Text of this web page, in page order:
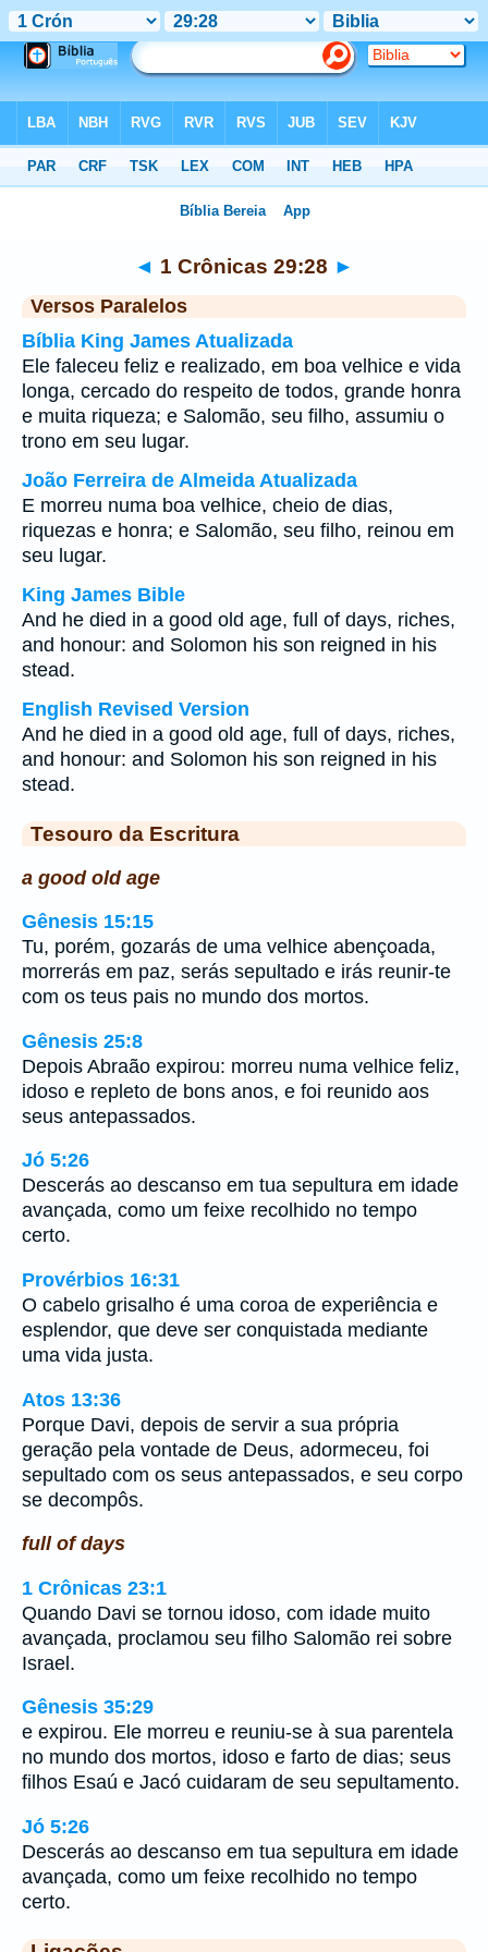
◄ 1 Crônicas 29:28 ►
Versos Paralelos
Bíblia King James Atualizada
Ele faleceu feliz e realizado, em boa velhice e vida
longa, cercado do respeito de todos, grande honra
e muita riqueza; e Salomão, seu filho, assumiu o
trono em seu lugar.
João Ferreira de Almeida Atualizada
E morreu numa boa velhice, cheio de dias,
riquezas e honra; e Salomão, seu filho, reinou em
seu lugar.
King James Bible
And he died in a good old age, full of days, riches,
and honour: and Solomon his son reigned in his
stead.
English Revised Version
And he died in a good old age, full of days, riches,
and honour: and Solomon his son reigned in his
stead.
Tesouro da Escritura
a good old age
Gênesis 15:15
Tu, porém, gozarás de uma velhice abençoada,
morrerás em paz, serás sepultado e irás reunir-te
com os teus pais no mundo dos mortos.
Gênesis 25:8
Depois Abraão expirou: morreu numa velhice feliz,
idoso e repleto de bons anos, e foi reunido aos
seus antepassados.
Jó 5:26
Descerás ao descanso em tua sepultura em idade
avançada, como um feixe recolhido no tempo
certo.
Provérbios 16:31
O cabelo grisalho é uma coroa de experiência e
esplendor, que deve ser conquistada mediante
uma vida justa.
Atos 13:36
Porque Davi, depois de servir a sua própria
geração pela vontade de Deus, adormeceu, foi
sepultado com os seus antepassados, e seu corpo
se decompôs.
full of days
1 Crônicas 23:1
Quando Davi se tornou idoso, com idade muito
avançada, proclamou seu filho Salomão rei sobre
Israel.
Gênesis 35:29
e expirou. Ele morreu e reuniu-se à sua parentela
no mundo dos mortos, idoso e farto de dias; seus
filhos Esaú e Jacó cuidaram de seu sepultamento.
Jó 5:26
Descerás ao descanso em tua sepultura em idade
avançada, como um feixe recolhido no tempo
certo.